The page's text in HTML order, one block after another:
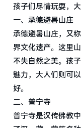
孩子们尽情玩耍，
一、承德避暑山庄
承德避暑山庄，又
界文化遗产。这里
不失自然之美。孩
魅力，大人们则可
好。
二、普宁寺
普宁寺是汉传佛教